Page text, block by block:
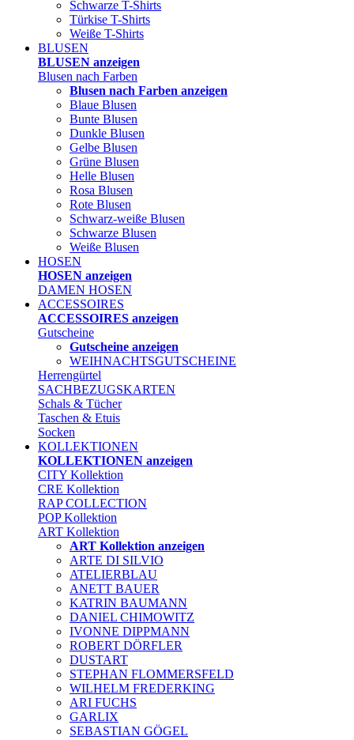
Schwarze T-Shirts
Türkise T-Shirts
Weiße T-Shirts
BLUSEN
BLUSEN anzeigen
Blusen nach Farben
Blusen nach Farben anzeigen
Blaue Blusen
Bunte Blusen
Dunkle Blusen
Gelbe Blusen
Grüne Blusen
Helle Blusen
Rosa Blusen
Rote Blusen
Schwarz-weiße Blusen
Schwarze Blusen
Weiße Blusen
HOSEN
HOSEN anzeigen
DAMEN HOSEN
ACCESSOIRES
ACCESSOIRES anzeigen
Gutscheine
Gutscheine anzeigen
WEIHNACHTSGUTSCHEINE
Herrengürtel
SACHBEZUGSKARTEN
Schals & Tücher
Taschen & Etuis
Socken
KOLLEKTIONEN
KOLLEKTIONEN anzeigen
CITY Kollektion
CRE Kollektion
RAP COLLECTION
POP Kollektion
ART Kollektion
ART Kollektion anzeigen
ARTE DI SILVIO
ATELIERBLAU
ANETT BAUER
KATRIN BAUMANN
DANIEL CHIMOWITZ
IVONNE DIPPMANN
ROBERT DÖRFLER
DUSTART
STEPHAN FLOMMERSFELD
WILHELM FREDERKING
ARI FUCHS
GARLIX
SEBASTIAN GÖGEL